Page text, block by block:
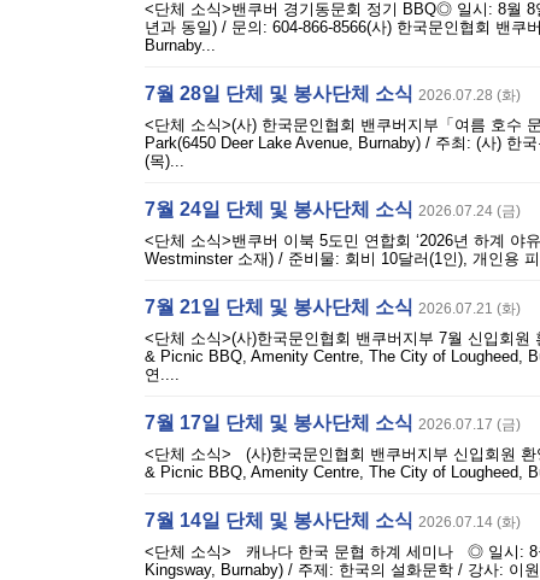
<단체 소식>밴쿠버 경기동문회 정기 BBQ◎ 일시: 8월
년과 동일) / 문의: 604-866-8566(사) 한국문인협회 밴
Burnaby...
7월 28일 단체 및 봉사단체 소식 2026.07.28 (화)
<단체 소식>(사) 한국문인협회 밴쿠버지부「여름 호수
Park(6450 Deer Lake Avenue, Burnaby) / 주최: (사)
(목)...
7월 24일 단체 및 봉사단체 소식 2026.07.24 (금)
<단체 소식>밴쿠버 이북 5도민 연합회 ‘2026년 하계
Westminster 소재) / 준비물: 회비 10달러(1인), 개인용
7월 21일 단체 및 봉사단체 소식 2026.07.21 (화)
<단체 소식>(사)한국문인협회 밴쿠버지부 7월 신입회
& Picnic BBQ, Amenity Centre, The City of Lougheed,
연....
7월 17일 단체 및 봉사단체 소식 2026.07.17 (금)
<단체 소식> (사)한국문인협회 밴쿠버지부 신입회원
& Picnic BBQ, Amenity Centre, The City of Lougheed,
7월 14일 단체 및 봉사단체 소식 2026.07.14 (화)
<단체 소식> 캐나다 한국 문협 하계 세미나 ◎ 일시: 8
Kingsway, Burnaby) / 주제: 한국의 설화문학 / 강사: 이